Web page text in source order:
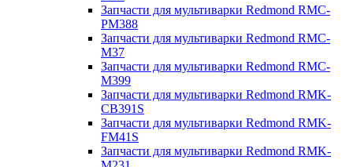
Запчасти для мультиварки Redmond RMC-
PM388
Запчасти для мультиварки Redmond RMC-
M37
Запчасти для мультиварки Redmond RMC-
M399
Запчасти для мультиварки Redmond RMK-
CB391S
Запчасти для мультиварки Redmond RMK-
FM41S
Запчасти для мультиварки Redmond RMK-